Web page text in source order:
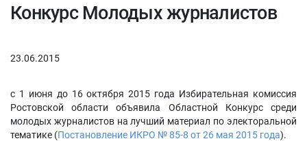
Конкурс Молодых журналистов
23.06.2015
с 1 июня до 16 октября 2015 года Избирательная комиссия
Ростовской области объявила Областной Конкурс среди
молодых журналистов на лучший материал по электоральной
тематике (Постановление ИКРО № 85-8 от 26 мая 2015 года).